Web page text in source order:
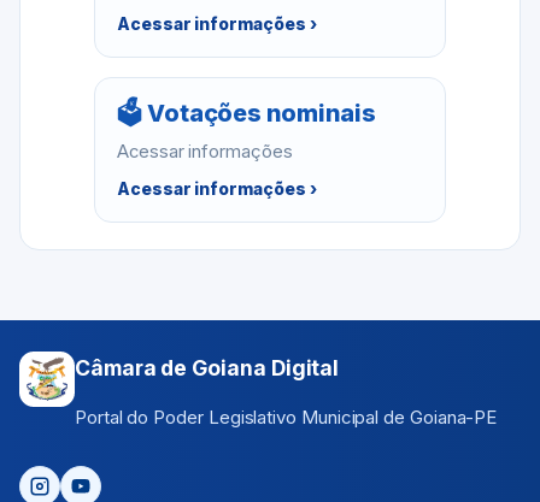
Acessar informações ›
🗳 Votações nominais
Acessar informações
Acessar informações ›
Câmara de Goiana Digital
Portal do Poder Legislativo Municipal de Goiana-PE